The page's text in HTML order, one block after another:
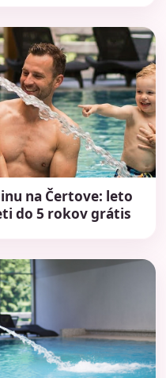
na Čertove: leto
do 5 rokov grátis